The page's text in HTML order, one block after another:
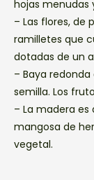
hojas menudas
– Las flores, de
ramilletes que
dotadas de un
– Baya
semilla. Los
– La madera
mangosa de
vegetal.